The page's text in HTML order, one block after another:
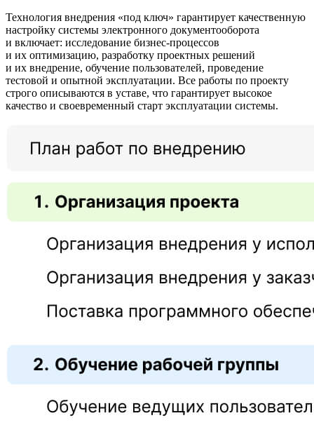
Технология внедрения «под ключ» гарантирует качественную
настройку системы электронного документооборота
и включает: исследование бизнес-процессов
и их оптимизацию, разработку проектных решений
и их внедрение, обучение пользователей, проведение
тестовой и опытной эксплуатации. Все работы по проекту
строго описываются в уставе, что гарантирует высокое
качество и своевременный старт эксплуатации системы.